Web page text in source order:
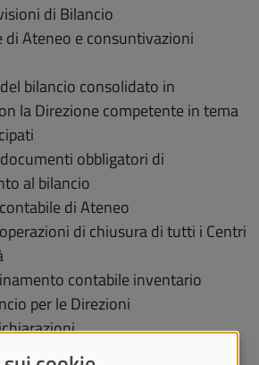
di Bilancio
di Ateneo e consuntivazioni
bilancio consolidato in
la Direzione competente in tema
obbligatori di
al bilancio
di Ateneo
di chiusura di tutti i Centri
contabile inventario
per le Direzioni
ministeriali di competenza